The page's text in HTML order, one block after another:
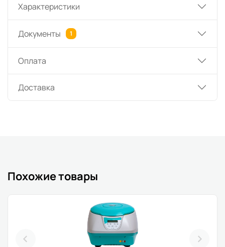
Характеристики
Документы 1
Оплата
Доставка
Похожие товары